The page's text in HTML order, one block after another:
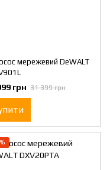
мережевий DeWALT
грн 31 399 грн